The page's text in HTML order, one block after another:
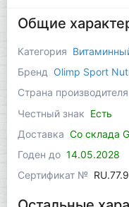
Общие
Категория
Бренд
Olimp Sport
Страна производителя
Честный знак Есть
Доставка Со склада
Годен до 14.05.2028
Сертификат №